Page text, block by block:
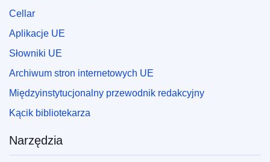
Cellar
Aplikacje UE
Słowniki UE
Archiwum stron internetowych UE
Międzyinstytucjonalny przewodnik redakcyjny
Kącik bibliotekarza
Narzędzia